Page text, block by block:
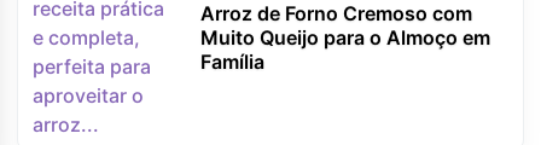
Arroz de Forno Cremoso com
Muito Queijo para o Almoço em
Família